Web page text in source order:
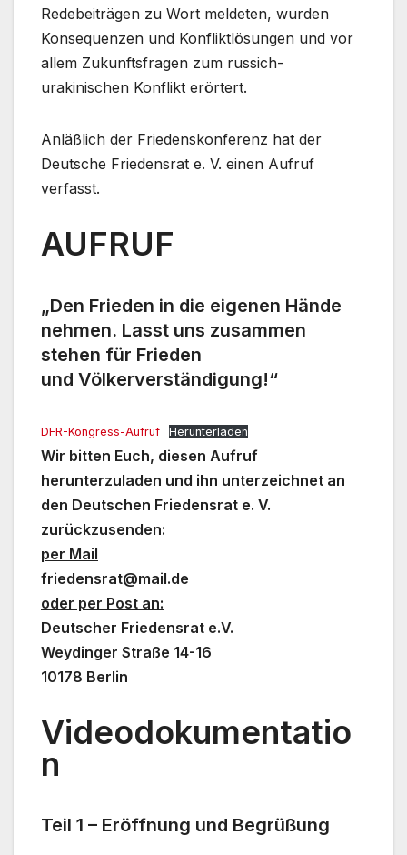
Redebeiträgen zu Wort meldeten, wurden
Konsequenzen und Konfliktlösungen und vor
allem Zukunftsfragen zum russich-
urakinischen Konflikt erörtert.
Anläßlich der Friedenskonferenz hat der
Deutsche Friedensrat e. V. einen Aufruf
verfasst.
AUFRUF
„Den Frieden in die eigenen Hände
nehmen. Lasst uns zusammen
stehen für Frieden
und Völkerverständigung!“
DFR-Kongress-Aufruf Herunterladen
Wir bitten Euch, diesen Aufruf
herunterzuladen und ihn unterzeichnet an
den Deutschen Friedensrat e. V.
zurückzusenden:
per Mail
friedensrat@mail.de
oder per Post an:
Deutscher Friedensrat e.V.
Weydinger Straße 14-16
10178 Berlin
Videodokumentatio
n
Teil 1 – Eröffnung und Begrüßung